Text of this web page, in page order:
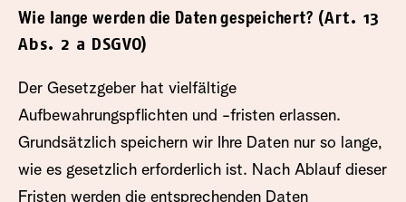
Wie lange werden die Daten gespeichert?(Art. 13
Abs. 2 a DSGVO)
Der Gesetzgeber hat vielfältige
Aufbewahrungspflichten und -fristen erlassen.
Grundsätzlich speichern wir Ihre Daten nur so lange,
wie es gesetzlich erforderlich ist. Nach Ablauf dieser
Fristen werden die entsprechenden Daten